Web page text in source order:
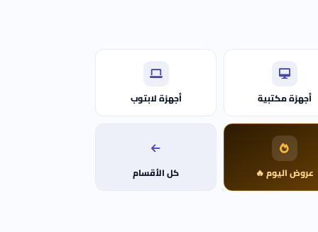
أجهزة مكتبية أجهزة لابتوب
عروض اليوم 🔥 كل الأقسام